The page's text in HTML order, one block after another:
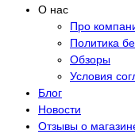
О нас
Про
Политика
Обзоры
Условия
Блог
Новости
Отзывы о